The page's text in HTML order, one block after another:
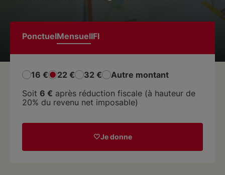
Vous accompagner
PonctuelMensuelIFI
16 € 22 € 32 €
Autre montant
Soit 6 € après réduction fiscale (à hauteur de
20% du revenu net imposable)
Je donne